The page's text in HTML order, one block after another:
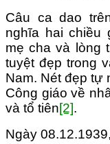
Câu ca dao
nghĩa hai chiều
mẹ cha và lòng
tuyệt đẹp trong
Nam. Nét đẹp tự
Công giáo về
và tổ tiên[2].
Ngày